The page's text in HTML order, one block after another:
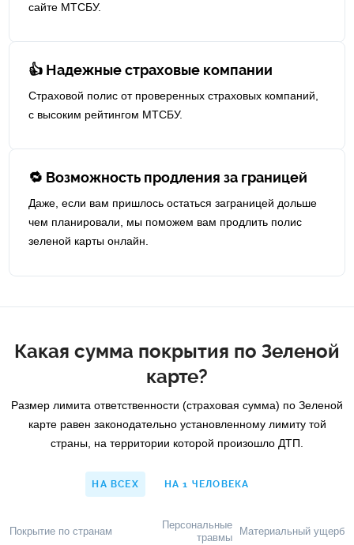
сайте МТСБУ.
👍 Надежные страховые компании
Страховой полис от проверенных страховых компаний,
с высоким рейтингом МТСБУ.
🔁 Возможность продления за границей
Даже, если вам пришлось остаться заграницей дольше
чем планировали, мы поможем вам продлить полис
зеленой карты онлайн.
Какая сумма покрытия по Зеленой
карте?
Размер лимита ответственности (страховая сумма) по Зеленой
карте равен законодательно установленному лимиту той
страны, на территории которой произошло ДТП.
НА ВСЕХ НА 1 ЧЕЛОВЕКА
Покрытие по странам
Персональные
травмы
Материальный ущерб